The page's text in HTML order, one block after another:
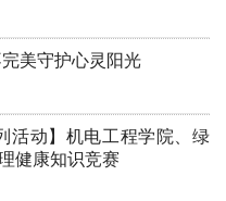
美守护心灵阳光
活动】机电工程学院、绿
健康知识竞赛